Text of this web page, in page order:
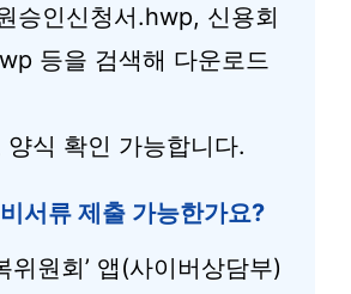
승인신청서.hwp, 신용회
등을 검색해 다운로드
양식 확인 가능합니다.
서류 제출 가능한가요?
위원회’ 앱(사이버상담부)